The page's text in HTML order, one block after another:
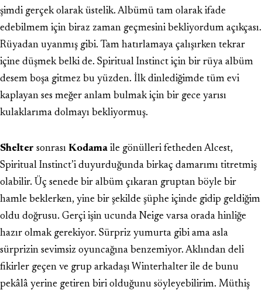
şimdi gerçek olarak üstelik. Albümü tam olarak ifade
edebilmem için biraz zaman geçmesini bekliyordum açıkçası.
Rüyadan uyanmış gibi. Tam hatırlamaya çalışırken tekrar
içine düşmek belki de. Spiritual Instinct için bir rüya albüm
desem boşa gitmez bu yüzden. İlk dinlediğimde tüm evi
kaplayan ses meğer anlam bulmak için bir gece yarısı
kulaklarıma dolmayı bekliyormuş.
Shelter sonrası Kodama ile gönülleri fetheden Alcest,
Spiritual Instinct’i duyurduğunda birkaç damarımı titretmiş
olabilir. Üç senede bir albüm çıkaran gruptan böyle bir
hamle beklerken, yine bir şekilde şüphe içinde gidip geldiğim
oldu doğrusu. Gerçi işin ucunda Neige varsa orada hinliğe
hazır olmak gerekiyor. Sürpriz yumurta gibi ama asla
sürprizin sevimsiz oyuncağına benzemiyor. Aklından deli
fikirler geçen ve grup arkadaşı Winterhalter ile de bunu
pekâlâ yerine getiren biri olduğunu söyleyebilirim. Müthiş